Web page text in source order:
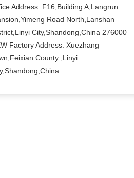
Address: F16,Building A,Langrun
Road North,Lanshan
City,Shandong,China 276000
Factory Address: Xuezhang
County ,Linyi